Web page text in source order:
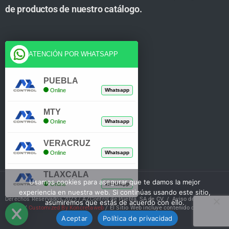
de productos de nuestro catálogo.
Cuenta
Tienda
Mi Cuenta
Derechos Reservados 2023 / AZControl de Puebla, SA de CV. /Aviso de Privacidad
/Customized By Koncretaweb / El Sitio Web incluye contenido de IA
Usamos cookies para asegurar que te damos la mejor
experiencia en nuestra web. Si continúas usando este sitio,
asumiremos que estás de acuerdo con ello.
Aceptar
Política de privacidad
ATENCIÓN POR WHATSAPP
PUEBLA
Online Whatsapp
MTY
Online Whatsapp
VERACRUZ
Online Whatsapp
TLAXCALA
Online Whatsapp